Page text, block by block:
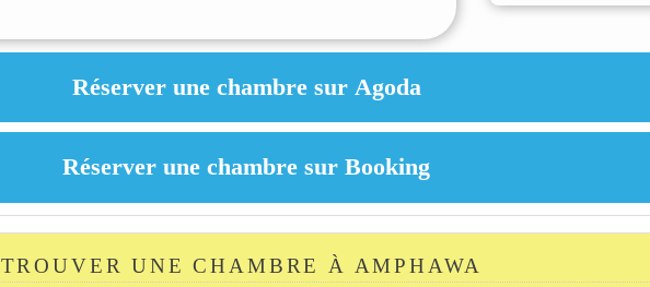
TROUVER UNE CHAMBRE À AMPHAWA